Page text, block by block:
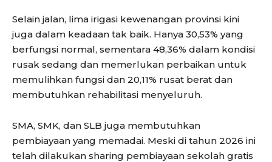
Selain jalan, lima irigasi kewenangan provinsi kini
juga dalam keadaan tak baik. Hanya 30,53% yang
berfungsi normal, sementara 48,36% dalam kondisi
rusak sedang dan memerlukan perbaikan untuk
memulihkan fungsi dan 20,11% rusat berat dan
membutuhkan rehabilitasi menyeluruh.
SMA, SMK, dan SLB juga membutuhkan
pembiayaan yang memadai. Meski di tahun 2026 ini
telah dilakukan sharing pembiayaan sekolah gratis